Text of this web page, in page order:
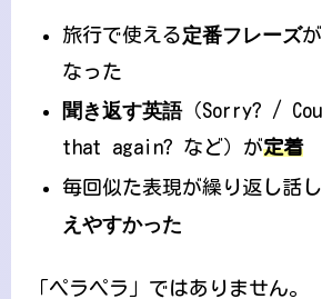
旅行で使える定番フレーズ
なった
聞き返す英語（Sorry? /
that again? など）が定着
毎回似た表現が繰り返し話し
えやすかった
「ペラペラ」ではありません。